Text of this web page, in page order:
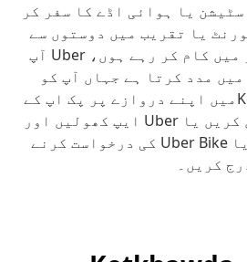
یا ہوائی اڈے کا سفر کر
یا تقریب میں دوستوں سے
مل رہے ہوں، یا شہر میں کام کر رہے ہوں، Uber آپ
مدد کرتا ہے جہاں آپ کو
جانا ہے۔ Kotkhawdaمیں اپنے دروازے پر پک اپ کے
لیے آن لائن سائن ان کریں یا Uber ایپ کھولیں اور
ٹیکسی ، Uber Auto یا Uber Bike کی درخواست کرنے
کریں۔